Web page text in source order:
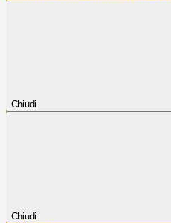
Chiudi
Chiudi